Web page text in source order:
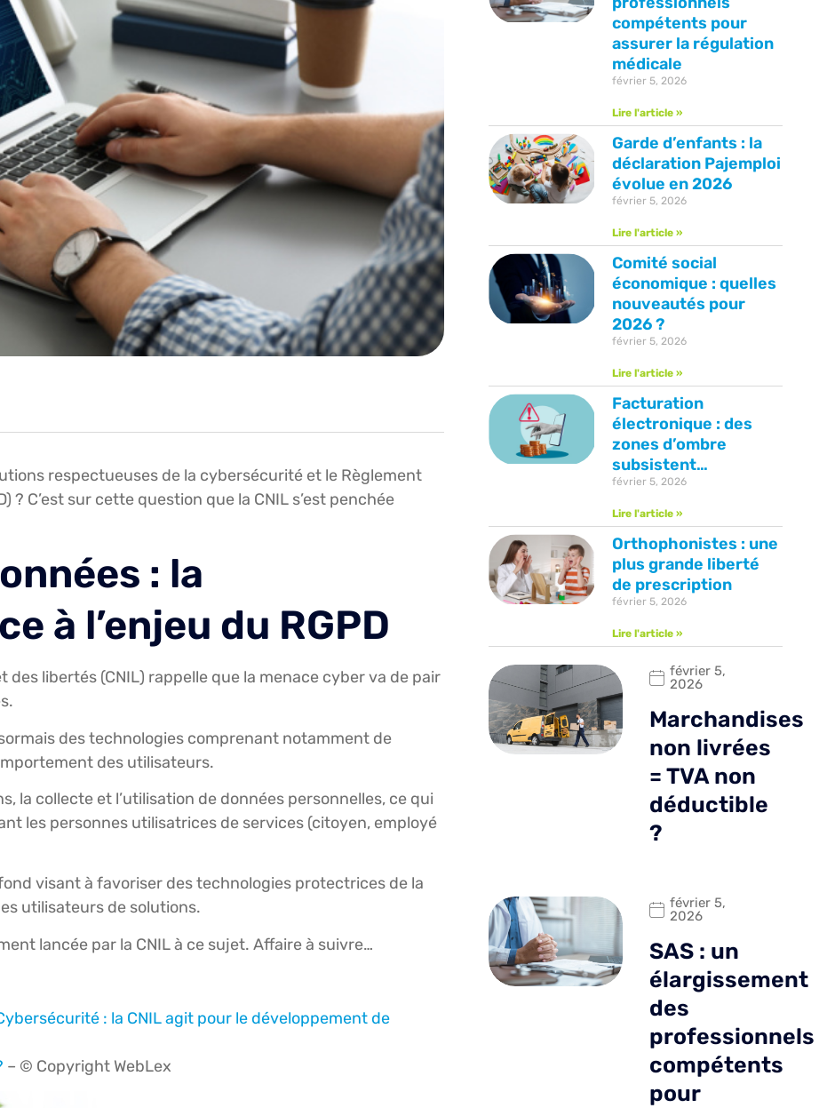
respectueuses de la cybersécurité et le Règlement
? C’est sur cette question que la CNIL s’est penchée
: la
à l’enjeu du RGPD
des libertés (CNIL) rappelle que la menace cyber va de pair
des technologies comprenant notamment de
des utilisateurs.
la collecte et l’utilisation de données personnelles, ce qui
les personnes utilisatrices de services (citoyen, employé
visant à favoriser des technologies protectrices de la
utilisateurs de solutions.
lancée par la CNIL à ce sujet. Affaire à suivre…
: la CNIL agit pour le développement de
– © Copyright WebLex
compétents pour
assurer la régulation
médicale
février 5, 2026
Lire l'article »
Garde d’enfants : la
déclaration Pajemploi
évolue en 2026
février 5, 2026
Lire l'article »
Comité social
économique : quelles
nouveautés pour
2026 ?
février 5, 2026
Lire l'article »
Facturation
électronique : des
zones d’ombre
subsistent…
février 5, 2026
Lire l'article »
Orthophonistes : une
plus grande liberté
de prescription
février 5, 2026
Lire l'article »
février 5,
2026
Marchandises
non livrées
= TVA non
déductible
?
février 5,
2026
SAS : un
élargissement
des
professionnels
compétents
pour